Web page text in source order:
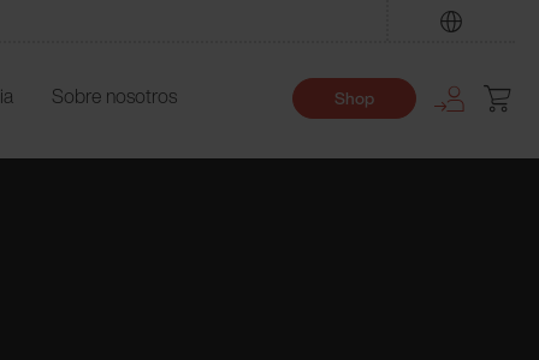
Sobre nosotros Shop